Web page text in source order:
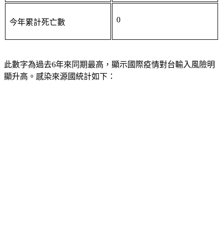
今年累計死亡數 0
此數字為過去6年來同期最高，顯示國際疫情對台輸入風險明
顯升高。感染來源國統計如下：